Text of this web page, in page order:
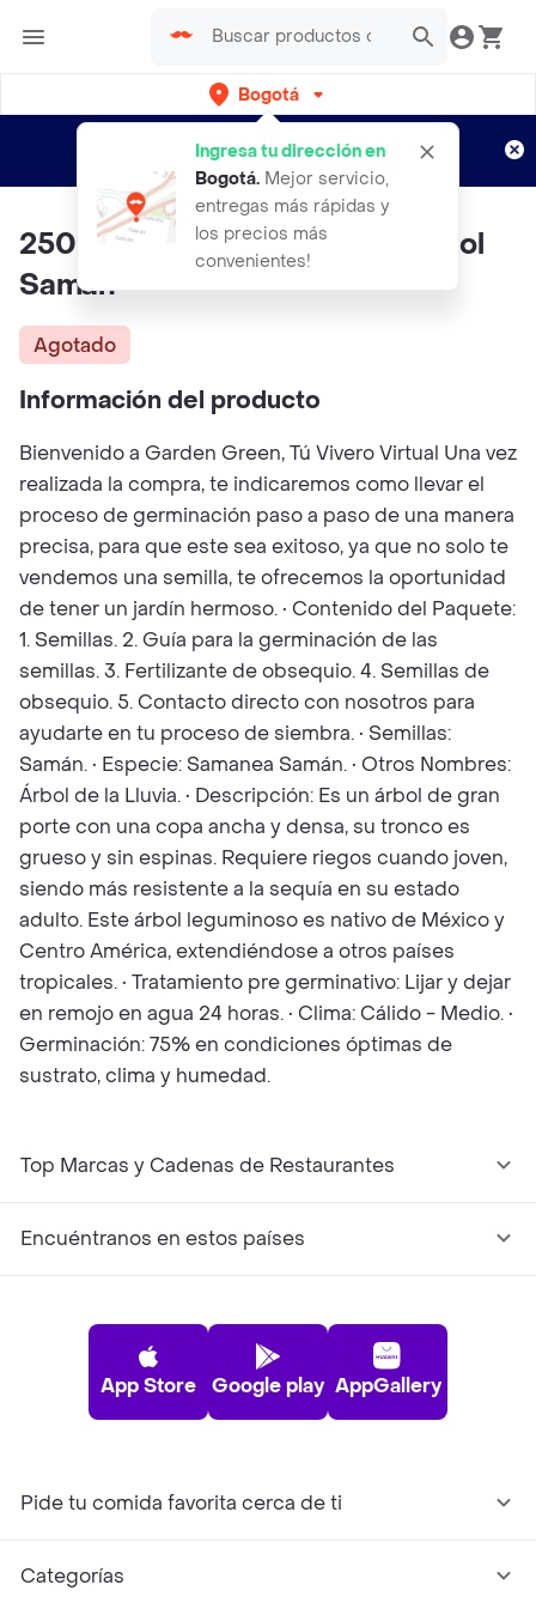
Bogotá
Ingresa tu dirección en
Bogotá. Mejor servicio,
entregas más rápidas y
los precios más
convenientes!
envíos gratis por semanas
Aplican TyC
250 Semillas Orgánicas De Árbol
Samán
Agotado
Información del producto
Bienvenido a Garden Green, Tú Vivero Virtual Una vez
realizada la compra, te indicaremos como llevar el
proceso de germinación paso a paso de una manera
precisa, para que este sea exitoso, ya que no solo te
vendemos una semilla, te ofrecemos la oportunidad
de tener un jardín hermoso. • Contenido del Paquete:
1. Semillas. 2. Guía para la germinación de las
semillas. 3. Fertilizante de obsequio. 4. Semillas de
obsequio. 5. Contacto directo con nosotros para
ayudarte en tu proceso de siembra. • Semillas:
Samán. • Especie: Samanea Samán. • Otros Nombres:
Árbol de la Lluvia. • Descripción: Es un árbol de gran
porte con una copa ancha y densa, su tronco es
grueso y sin espinas. Requiere riegos cuando joven,
siendo más resistente a la sequía en su estado
adulto. Este árbol leguminoso es nativo de México y
Centro América, extendiéndose a otros países
tropicales. • Tratamiento pre germinativo: Lijar y dejar
en remojo en agua 24 horas. • Clima: Cálido - Medio. •
Germinación: 75% en condiciones óptimas de
sustrato, clima y humedad.
Top Marcas y Cadenas de Restaurantes
Encuéntranos en estos países
App Store Google play AppGallery
Pide tu comida favorita cerca de ti
Categorías